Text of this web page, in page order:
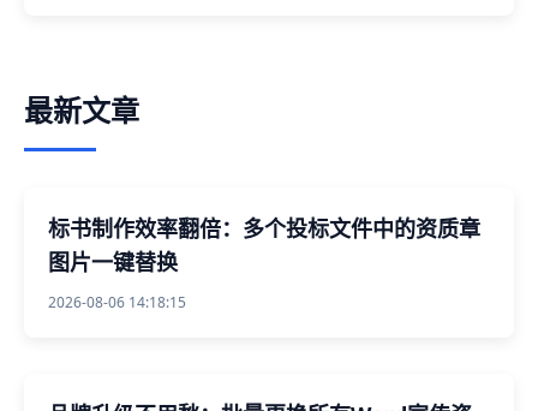
最新文章
标书制作效率翻倍：多个投标文件中的资质章
图片一键替换
2026-08-06 14:18:15